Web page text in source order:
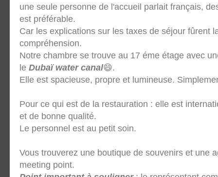
une seule personne de l'accueil parlait français,
est préférable.
Car les explications sur les taxes de séjour fûrent
compréhension.
Notre chambre se trouve au 17 éme étage avec
le Dubaï water canal😄.
Elle est spacieuse, propre et lumineuse.
Pour ce qui est de la restauration : elle est
et de bonne qualité.
Le personnel est au petit soin.
Vous trouverez une boutique de souvenirs et une
meeting point.